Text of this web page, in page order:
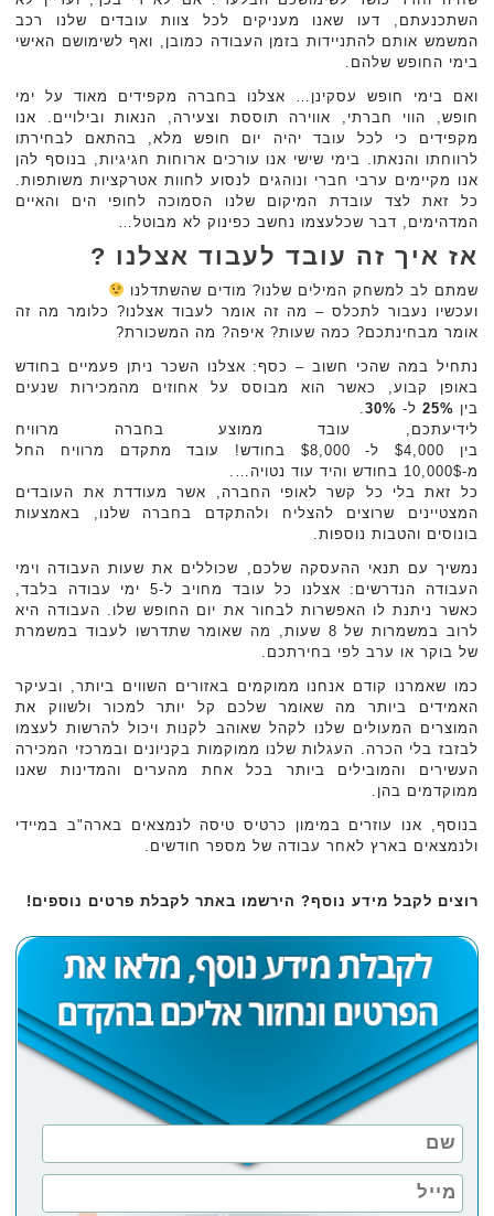
השתכנעתם, דעו שאנו מעניקים לכל צוות עובדים שלנו רכב
המשמש אותם להתניידות בזמן העבודה כמובן, ואף לשימושם האישי
בימי החופש שלהם.
ואם בימי חופש עסקינן… אצלנו בחברה מקפידים מאוד על ימי
חופש, הווי חברתי, אווירה תוססת וצעירה, הנאות ובילויים. אנו
מקפידים כי לכל עובד יהיה יום חופש מלא, בהתאם לבחירתו
לרווחתו והנאתו. בימי שישי אנו עורכים ארוחות חגיגיות, בנוסף להן
אנו מקיימים ערבי חברי ונוהגים לנסוע לחוות אטרקציות משותפות.
כל זאת לצד עובדת המיקום שלנו הסמוכה לחופי הים והאיים
המדהימים, דבר שכלעצמו נחשב כפינוק לא מבוטל…
אז איך זה עובד לעבוד אצלנו ?
שמתם לב למשחק המילים שלנו? מודים שהשתדלנו
ועכשיו נעבור לתכלס – מה זה אומר לעבוד אצלנו? כלומר מה זה
אומר מבחינתכם? כמה שעות? איפה? מה המשכורת?
נתחיל במה שהכי חשוב – כסף: אצלנו השכר ניתן פעמיים בחודש
באופן קבוע, כאשר הוא מבוסס על אחוזים מהמכירות שנעים
בין 25% ל- 30%
לידיעתכם, עובד ממוצע בחברה מרוויח
בין $4,000 ל- $8,000 בחודש! עובד מתקדם מרוויח החל
מ-10,000$ בחודש והיד עוד נטויה….
כל זאת בלי כל קשר לאופי החברה, אשר מעודדת את העובדים
המצטיינים שרוצים להצליח ולהתקדם בחברה שלנו, באמצעות
בונוסים והטבות נוספות.
נמשיך עם תנאי ההעסקה שלכם, שכוללים את שעות העבודה וימי
העבודה הנדרשים: אצלנו כל עובד מחויב ל-5 ימי עבודה בלבד,
כאשר ניתנת לו האפשרות לבחור את יום החופש שלו. העבודה היא
לרוב במשמרות של 8 שעות, מה שאומר שתדרשו לעבוד במשמרת
של בוקר או ערב לפי בחירתכם.
כמו שאמרנו קודם אנחנו ממוקמים באזורים השווים ביותר, ובעיקר
האמידים ביותר מה שאומר שלכם קל יותר למכור ולשווק את
המוצרים המעולים שלנו לקהל שאוהב לקנות ויכול להרשות לעצמו
לבזבז בלי הכרה. העגלות שלנו ממוקמות בקניונים ובמרכזי המכירה
העשירים והמובילים ביותר בכל אחת מהערים והמדינות שאנו
ממוקדמים בהן.
בנוסף, אנו עוזרים במימון כרטיס טיסה לנמצאים בארה"ב במיידי
ולנמצאים בארץ לאחר עבודה של מספר חודשים.
רוצים לקבל מידע נוסף? הירשמו באתר לקבלת פרטים נוספים!‏